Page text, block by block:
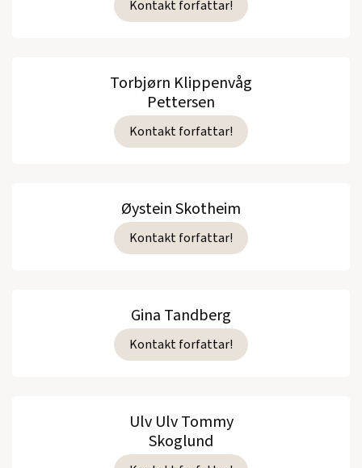
Kontakt forfattar!
Torbjørn Klippenvåg
Pettersen
Kontakt forfattar!
Øystein Skotheim
Kontakt forfattar!
Gina Tandberg
Kontakt forfattar!
Ulv Ulv Tommy
Skoglund